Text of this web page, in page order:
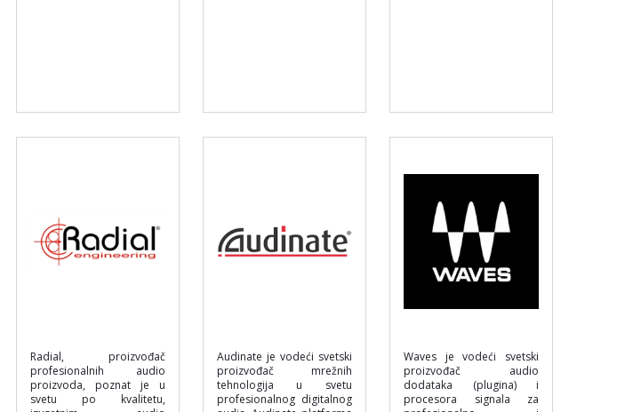
Radial, proizvođač
profesionalnih audio
proizvoda, poznat je u
svetu po kvalitetu,
Audinate je vodeći svetski
proizvođač mrežnih
tehnologija u svetu
profesionalnog digitalnog
Waves je vodeći svetski
proizvođač audio
dodataka (plugina) i
procesora signala za